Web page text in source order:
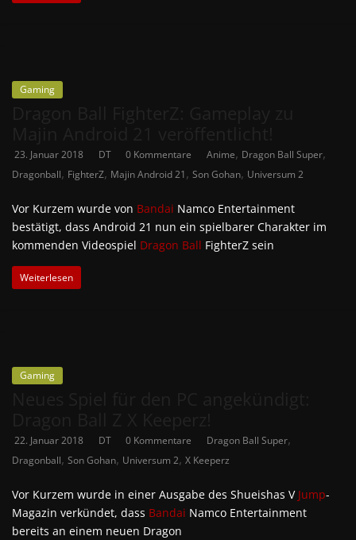
Gaming
23. Januar 2018 DT 0 Kommentare Anime, Dragon Ball Super,
Dragonball, FighterZ, Majin Android 21, Son Gohan, Universum 2
Vor Kurzem wurde von Bandai Namco Entertainment
bestätigt, dass Android 21 nun ein spielbarer Charakter im
kommenden Videospiel Dragon Ball FighterZ sein
Weiterlesen
Gaming
22. Januar 2018 DT 0 Kommentare Dragon Ball Super,
Dragonball, Son Gohan, Universum 2, X Keeperz
Vor Kurzem wurde in einer Ausgabe des Shueishas V Jump-
Magazin verkündet, dass Bandai Namco Entertainment
bereits an einem neuen Dragon